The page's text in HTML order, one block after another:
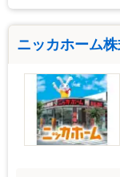
ニッカホーム